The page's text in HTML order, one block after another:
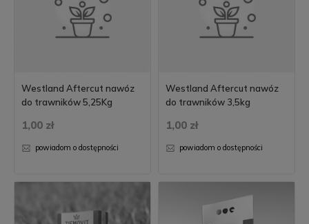
Westland Aftercut nawóz
do trawników 5,25Kg
1,00 zł
powiadom o dostępności
Westland Aftercut nawóz
do trawników 3,5kg
1,00 zł
powiadom o dostępności